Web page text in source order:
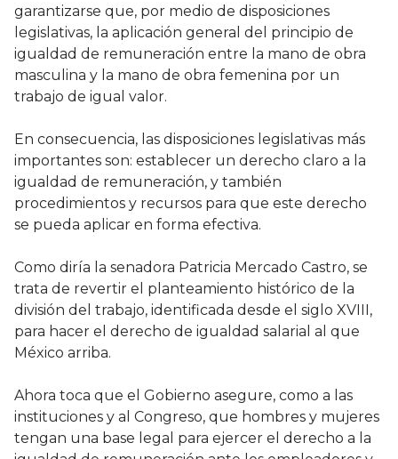
garantizarse que, por medio de disposiciones
legislativas, la aplicación general del principio de
igualdad de remuneración entre la mano de obra
masculina y la mano de obra femenina por un
trabajo de igual valor.
En consecuencia, las disposiciones legislativas más
importantes son: establecer un derecho claro a la
igualdad de remuneración, y también
procedimientos y recursos para que este derecho
se pueda aplicar en forma efectiva.
Como diría la senadora Patricia Mercado Castro, se
trata de revertir el planteamiento histórico de la
división del trabajo, identificada desde el siglo XVIII,
para hacer el derecho de igualdad salarial al que
México arriba.
Ahora toca que el Gobierno asegure, como a las
instituciones y al Congreso, que hombres y mujeres
tengan una base legal para ejercer el derecho a la